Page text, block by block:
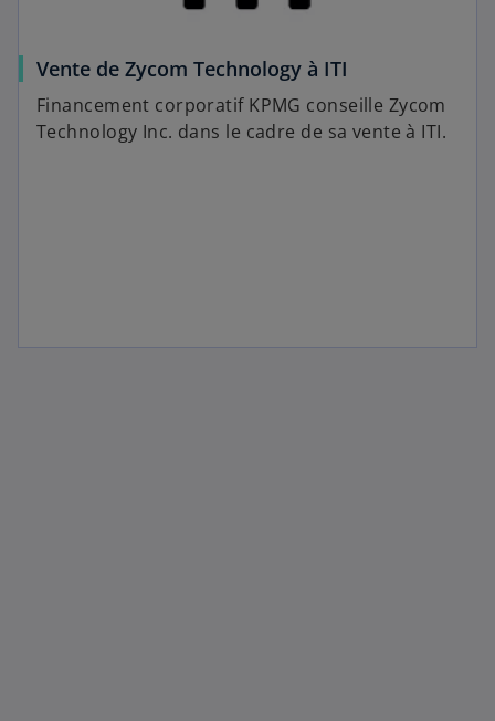
Vente de Zycom Technology à ITI
Financement corporatif KPMG conseille Zycom
Technology Inc. dans le cadre de sa vente à ITI.